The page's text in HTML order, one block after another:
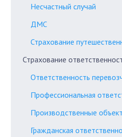
Несчастный случай
ДМС
Страхование
Страхование
Ответственность
Профессиональная
Производственные
Гражданская